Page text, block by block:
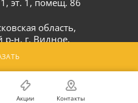
область,
р-н, г. Видное,
РАССЫЛКУ
Акции Контакты